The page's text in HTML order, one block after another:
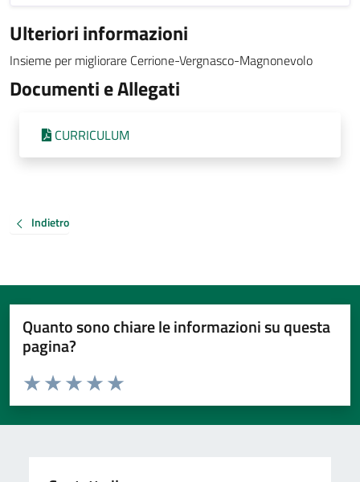
Ulteriori informazioni
Insieme per migliorare Cerrione-Vergnasco-Magnonevolo
Documenti e Allegati
CURRICULUM
Indietro
Quanto sono chiare le informazioni su questa
pagina?
Valuta da 1 a 5 stelle la pagina
Valuta 5 stelle su 5
Valuta 4 stelle su 5
Valuta 3 stelle su 5
Valuta 2 stelle su 5
Valuta 1 stelle su 5